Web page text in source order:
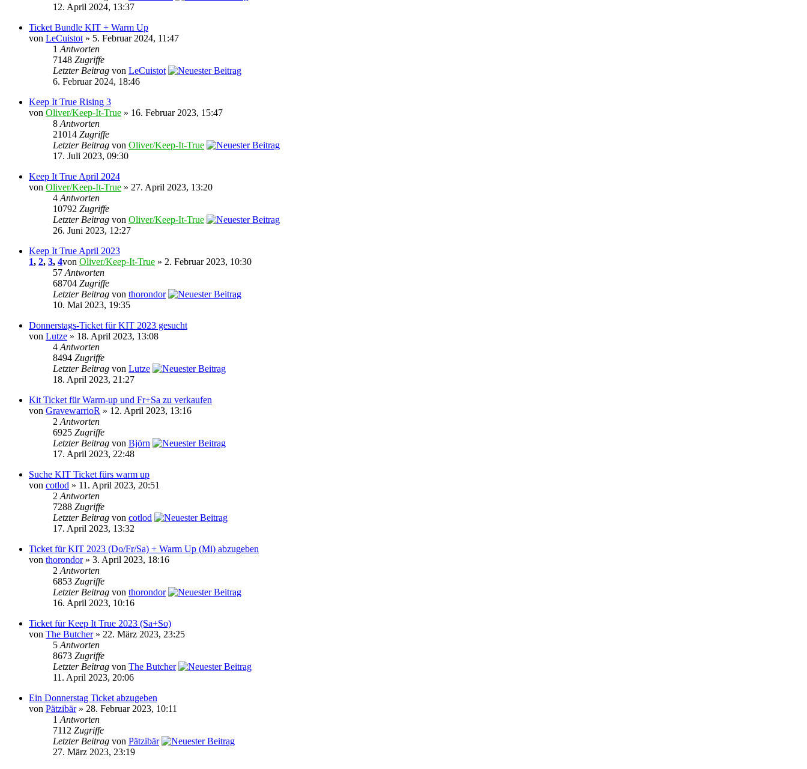
12. April 2024, 13:37
Ticket Bundle KIT + Warm Up
von LeCuistot » 5. Februar 2024, 11:47
1 Antworten
7148 Zugriffe
Letzter Beitrag von LeCuistot
6. Februar 2024, 18:46
Keep It True Rising 3
von Oliver/Keep-It-True » 16. Februar 2023, 15:47
8 Antworten
21014 Zugriffe
Letzter Beitrag von Oliver/Keep-It-True
17. Juli 2023, 09:30
Keep It True April 2024
von Oliver/Keep-It-True » 27. April 2023, 13:20
4 Antworten
10792 Zugriffe
Letzter Beitrag von Oliver/Keep-It-True
26. Juni 2023, 12:27
Keep It True April 2023
1, 2, 3, 4von Oliver/Keep-It-True » 2. Februar 2023, 10:30
57 Antworten
68704 Zugriffe
Letzter Beitrag von thorondor
10. Mai 2023, 19:35
Donnerstags-Ticket für KIT 2023 gesucht
von Lutze » 18. April 2023, 13:08
4 Antworten
8494 Zugriffe
Letzter Beitrag von Lutze
18. April 2023, 21:27
Kit Ticket für Warm-up und Fr+Sa zu verkaufen
von GravewarrioR » 12. April 2023, 13:16
2 Antworten
6925 Zugriffe
Letzter Beitrag von Björn
17. April 2023, 22:48
Suche KIT Ticket fürs warm up
von cotlod » 11. April 2023, 20:51
2 Antworten
7288 Zugriffe
Letzter Beitrag von cotlod
17. April 2023, 13:32
Ticket für KIT 2023 (Do/Fr/Sa) + Warm Up (Mi) abzugeben
von thorondor» 3. April 2023, 18:16
2 Antworten
6853 Zugriffe
Letzter Beitrag von thorondor
16. April 2023, 10:16
Ticket für Keep It True 2023 (Sa+So)
von The Butcher» 22. März 2023, 23:25
5 Antworten
8673 Zugriffe
Letzter Beitrag von The Butcher
11. April 2023, 20:06
Ein Donnerstag Ticket abzugeben
von Pätzibär» 28. Februar 2023, 10:11
1 Antworten
7112 Zugriffe
Letzter Beitrag von Pätzibär
27. März 2023, 23:19